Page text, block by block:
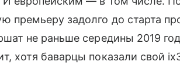
премьеру задолго до старта
не раньше середины 2019
хотя баварцы показали свой